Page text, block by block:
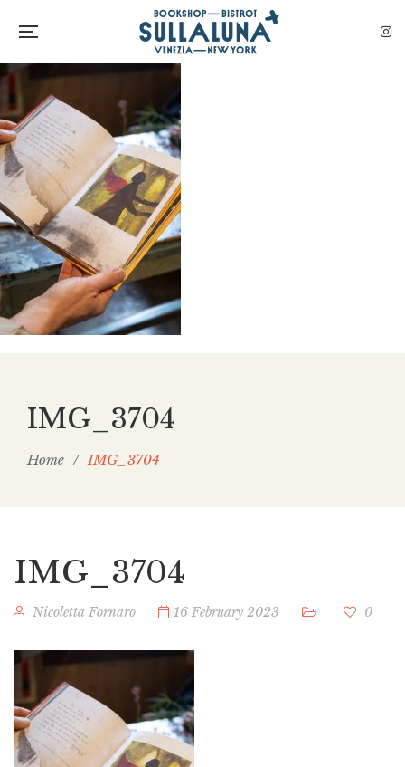
IMG_3704
Home / IMG_3704
IMG_3704
Nicoletta Fornaro 16 February 2023 0